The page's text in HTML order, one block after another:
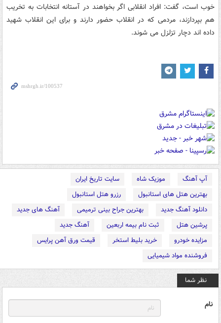
خوب است، گفت: افراد انقلابی اگر بخواهند در آستانه انتخابات به تخریب
هم بپردازند، مردمی که در انقلاب حضور دارند و برای این انقلاب شهید
داده اند دچار تزلزل می شوند.
آپ آهنگ موزیک شاه
سایت تاریخ ایران
بهترین هتل های استانبول
رزرو هتل استانبول
دانلود آهنگ جدید
بهترین جراح بینی ترمیمی
آهنگ های جدید
پرشین هتل
ثبت نام بیمه اربعین
آهنگ جدید
مزایده خودرو
خرید بلیط استخر
قیمت ورق آهن پرایس
فروشنده مواد شیمیایی
نظر شما
نام